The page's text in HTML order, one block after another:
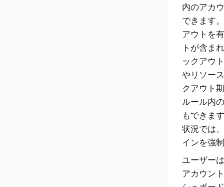
内のアカ
できます
アウトを
トが含ま
ックアウ
やリソー
クアウト
ルール内
もできま
状況では
インを強
ユーザー
アカウン